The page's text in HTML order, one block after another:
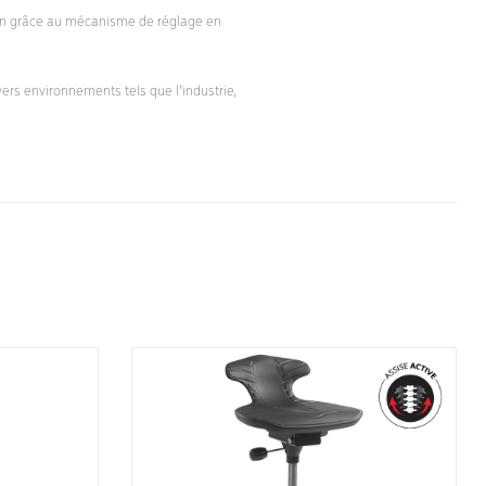
grâce au mécanisme de réglage en
environnements tels que l’industrie,